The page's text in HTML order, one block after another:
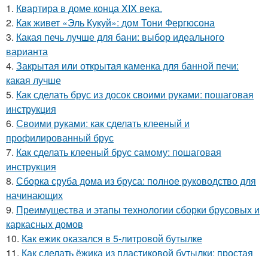
1. Квартира в доме конца XIX века.
2. Как живет «Эль Кукуй»: дом Тони Фергюсона
3. Какая печь лучше для бани: выбор идеального
варианта
4. Закрытая или открытая каменка для банной печи:
какая лучше
5. Как сделать брус из досок своими руками: пошаговая
инструкция
6. Своими руками: как сделать клееный и
профилированный брус
7. Как сделать клееный брус самому: пошаговая
инструкция
8. Сборка сруба дома из бруса: полное руководство для
начинающих
9. Преимущества и этапы технологии сборки брусовых и
каркасных домов
10. Как ежик оказался в 5-литровой бутылке
11. Как сделать ёжика из пластиковой бутылки: простая